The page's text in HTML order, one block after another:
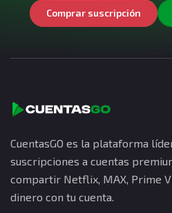
Comprar suscripción
CuentasGO es la plataforma
suscripciones a cuentas
compartir Netflix, MAX, Prime
dinero con tu cuenta.